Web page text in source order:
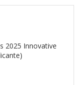
2025 Innovative